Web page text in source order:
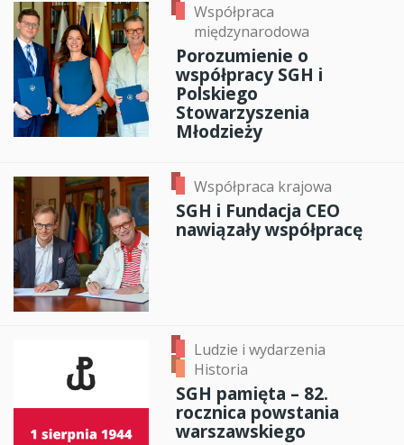
Współpraca
międzynarodowa
Porozumienie o
współpracy SGH i
Polskiego
Stowarzyszenia
Młodzieży
Współpraca krajowa
SGH i Fundacja CEO
nawiązały współpracę
Ludzie i wydarzenia
Historia
SGH pamięta – 82.
rocznica powstania
warszawskiego